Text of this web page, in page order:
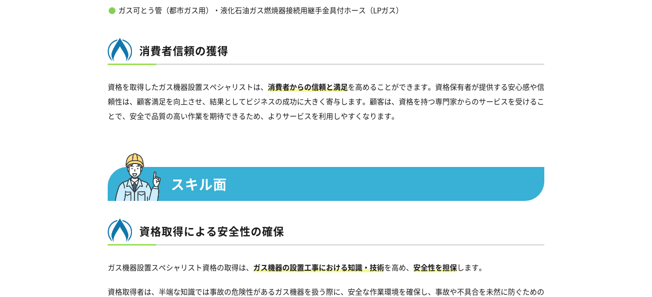
ガス可とう管（都市ガス用）・液化石油ガス燃焼器接続用継手金具付ホース（LPガス）
消費者信頼の獲得
資格を取得したガス機器設置スペシャリストは、 消費者からの信頼と満足を高めることができます。資格保有者が提供する安心感や信
頼性は、顧客満足を向上させ、結果としてビジネスの成功に大きく寄与します。顧客は、資格を持つ専門家からのサービスを受けるこ
とで、安全で品質の高い作業を期待できるため、よりサービスを利用しやすくなります。
スキル面
資格取得による安全性の確保
ガス機器設置スペシャリスト資格の取得は、 ガス機器の設置工事における知識・技術を高め、 安全性を担保します。
資格取得者は、半端な知識では事故の危険性があるガス機器を扱う際に、安全な作業環境を確保し、事故や不具合を未然に防ぐための